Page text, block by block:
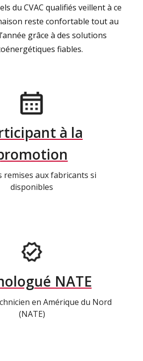
du CVAC qualifiés veillent à ce
reste confortable tout au
grâce à des solutions
fiables.
à la
remises aux fabricants si
disponibles
NATE
en Amérique du Nord
(NATE)